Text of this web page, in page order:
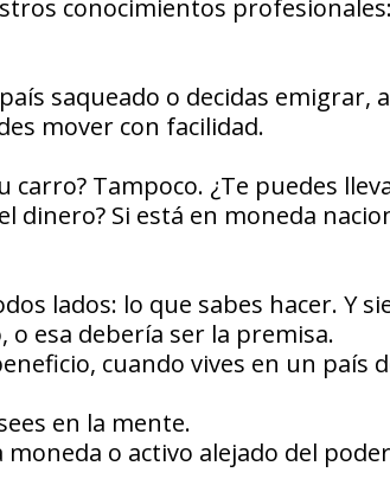
conocimientos
saqueado o decidas emigrar,
mover con facilidad.
carro? Tampoco. ¿Te puedes
dinero? Si está en moneda
lados: lo que sabes hacer. Y
o esa debería ser la premisa.
cuando vives en un país
en la mente.
o activo alejado del